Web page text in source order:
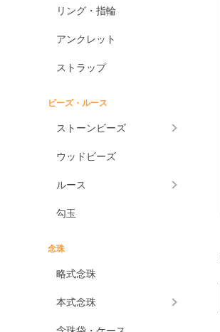
リング・指輪
アンクレット
ストラップ
ビーズ・ルース
ストーンビーズ
ウッドビーズ
ルース
勾玉
念珠
略式念珠
本式念珠